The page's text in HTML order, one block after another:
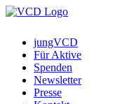
jungVCD
Für Aktive
Spenden
Newsletter
Presse